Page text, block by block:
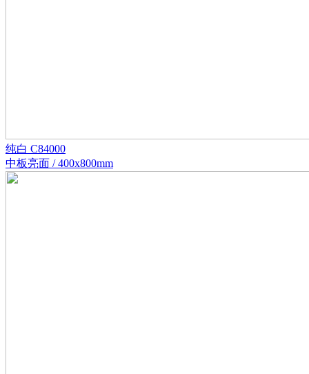
纯白 C84000
中板亮面 / 400x800mm